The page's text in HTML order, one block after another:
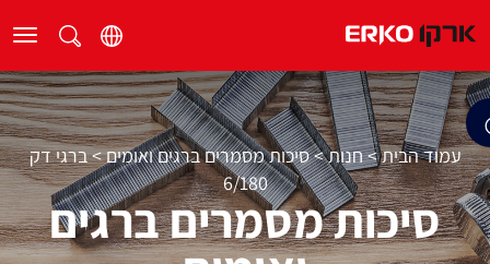
עמוד הבית>חנות>סיכות מסמרים ברגים ואומים>ברגי דק
6/180
סיכות מסמרים ברגים